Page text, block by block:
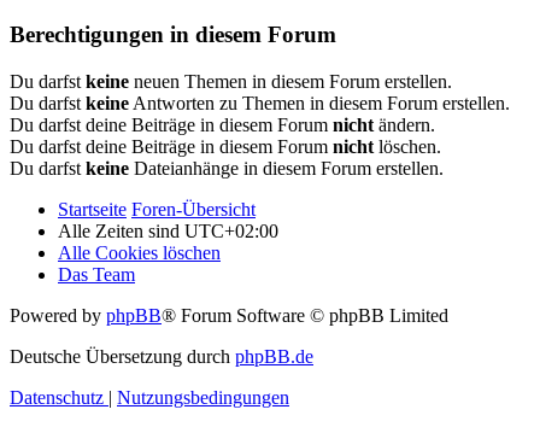
Berechtigungen in diesem Forum
Du darfst keine neuen Themen in diesem Forum erstellen.
Du darfst keine Antworten zu Themen in diesem Forum erstellen.
Du darfst deine Beiträge in diesem Forum nicht ändern.
Du darfst deine Beiträge in diesem Forum nicht löschen.
Du darfst keine Dateianhänge in diesem Forum erstellen.
Startseite Foren-Übersicht
Alle Zeiten sind UTC+02:00
Alle Cookies löschen
Das Team
Powered by phpBB® Forum Software © phpBB Limited
Deutsche Übersetzung durch phpBB.de
Datenschutz | Nutzungsbedingungen